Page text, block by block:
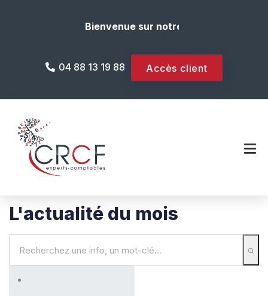
Bienvenue sur notre site internet !
04 88 13 19 88 Accès client
L'actualité du mois